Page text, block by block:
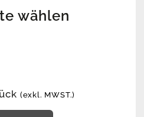
wählen
(exkl. MWST.)